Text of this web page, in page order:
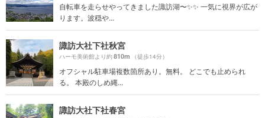
自転車を走らせやってきました諏訪湖〜✨✨ 一気に視界が広が
ります。波穏や...
諏訪大社下社秋宮
ハーモ美術館より約810m （徒歩14分）
オフシャル駐車場複数箇所あり。無料。 どこでも止められ
る。 本殿のしめ縄...
諏訪大社下社春宮